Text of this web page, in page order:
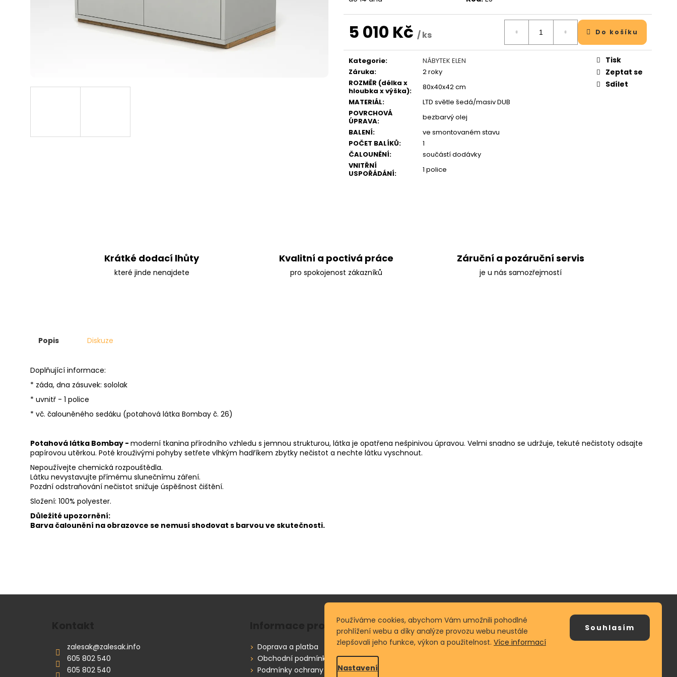
Používáme cookies, abychom Vám umožnili pohodlné
prohlížení webu a díky analýze provozu webu neustále
zlepšovali jeho funkce, výkon a použitelnost. Více informací
Nastavení
Souhlasím
5 010 Kč / ks
cena:
Do košíku
Kategorie:
NÁBYTEK ELEN
Záruka:
2 roky
ROZMĚR (délka x
hloubka x výška):
80x40x42 cm
MATERIÁL:
LTD světle šedá/masiv DUB
POVRCHOVÁ
ÚPRAVA:
bezbarvý olej
BALENÍ:
ve smontovaném stavu
POČET BALÍKŮ:
1
ČALOUNĚNÍ:
součástí dodávky
VNITŘNÍ
USPOŘÁDÁNÍ: 1 police
Tisk
Zeptat se
Sdílet
Krátké dodací lhůty
které jinde nenajdete
Kvalitní a poctivá práce
pro spokojenost zákazníků
Záruční a pozáruční servis
je u nás samozřejmostí
Popis Diskuze
Doplňující informace:
* záda, dna zásuvek: sololak
* uvnitř - 1 police
* vč. čalouněného sedáku (potahová látka Bombay č. 26)
Potahová látka Bombay - moderní tkanina přírodního vzhledu s jemnou strukturou, látka je opatřena nešpinivou úpravou. Velmi snadno se udržuje, tekuté nečistoty odsajte
papírovou utěrkou. Poté krouživými pohyby setřete vlhkým hadříkem zbytky nečistot a nechte látku vyschnout.
Nepoužívejte chemická rozpouštědla.
Látku nevystavujte přímému slunečnímu záření.
Pozdní odstraňování nečistot snižuje úspěšnost čištění.
Složení: 100% polyester.
Důležité upozornění:
Barva čalounění na obrazovce se nemusí shodovat s barvou ve skutečnosti.
zalesak@zalesak.info
605 802 540
605 802 540
Informace pro vás
Doprava a platba
Obchodní podmínky
Podmínky ochrany osobních údajů
Vyhledávání